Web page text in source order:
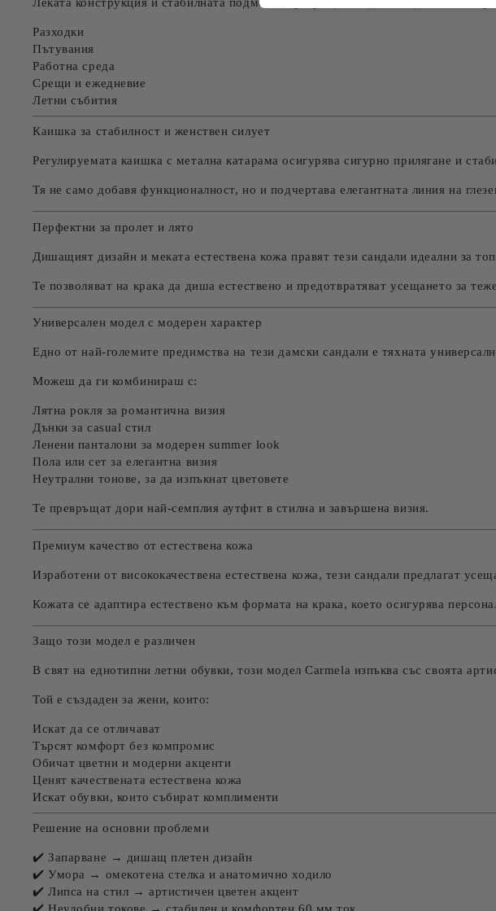
Разходки
Пътувания
Работна среда
Срещи и ежедневие
Летни събития
Каишка за стабилност и женствен силует
Регулируемата каишка с метална катарама осигурява сигурно прилягане и
Тя не само добавя функционалност, но и подчертава елегантната линия на
Перфектни за пролет и лято
Дишащият дизайн и меката естествена кожа правят тези сандали идеални за
Те позволяват на крака да диша естествено и предотвратяват усещането за
Универсален модел с модерен характер
Едно от най-големите предимства на тези дамски сандали е тяхната
Можеш да ги комбинираш с:
Лятна рокля за романтична визия
Дънки за casual стил
Ленени панталони за модерен summer look
Пола или сет за елегантна визия
Неутрални тонове, за да изпъкнат цветовете
Те превръщат дори най-семплия аутфит в стилна и завършена визия.
Премиум качество от естествена кожа
Изработени от висококачествена естествена кожа, тези сандали предлагат
Кожата се адаптира естествено към формата на крака, което осигурява
Защо този модел е различен
В свят на еднотипни летни обувки, този модел Carmela изпъква със своята
Той е създаден за жени, които:
Искат да се отличават
Търсят комфорт без компромис
Обичат цветни и модерни акценти
Ценят качествената естествена кожа
Искат обувки, които събират комплименти
Решение на основни проблеми
✔️ Запарване → дишащ плетен дизайн
✔️ Умора → омекотена стелка и анатомично ходило
✔️ Липса на стил → артистичен цветен акцент